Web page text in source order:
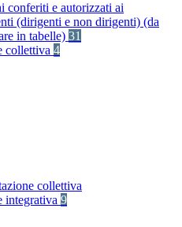
conferiti e autorizzati ai
(dirigenti e non dirigenti) (da
in tabelle) 31
collettiva 4
collettiva
integrativa 9